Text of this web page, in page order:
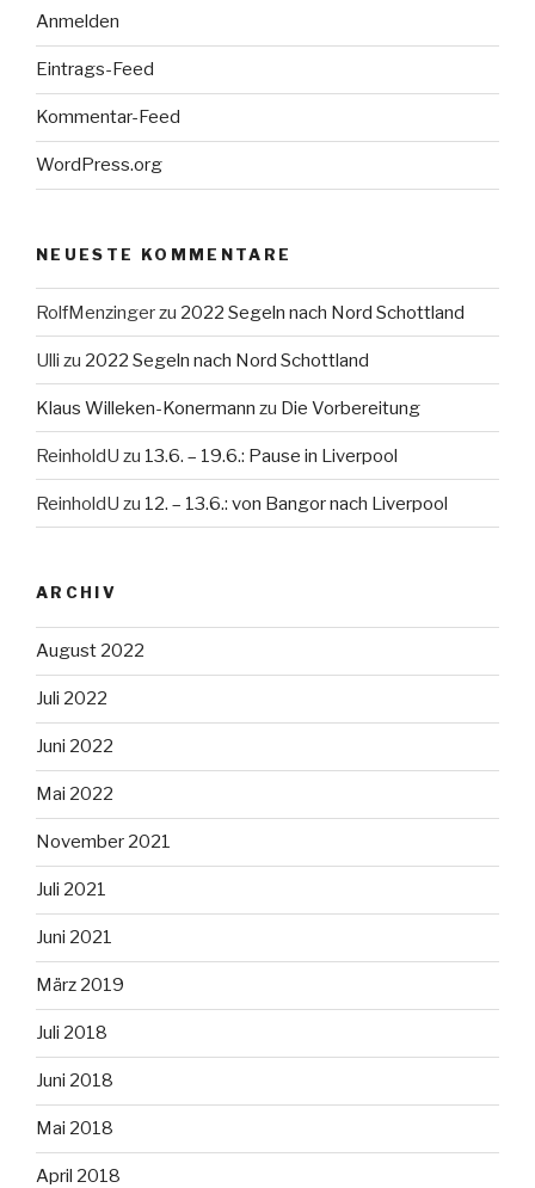
Anmelden
Eintrags-Feed
Kommentar-Feed
WordPress.org
NEUESTE KOMMENTARE
RolfMenzingerzu 2022 Segeln nach Nord Schottland
Ulli zu 2022 Segeln nach Nord Schottland
Klaus Willeken-Konermann zu Die Vorbereitung
ReinholdU zu 13.6. – 19.6.: Pause in Liverpool
ReinholdU zu 12. – 13.6.: von Bangor nach Liverpool
ARCHIV
August 2022
Juli 2022
Juni 2022
Mai 2022
November 2021
Juli 2021
Juni 2021
März 2019
Juli 2018
Juni 2018
Mai 2018
April 2018